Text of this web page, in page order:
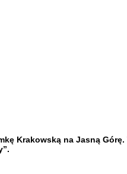
Krakowską na Jasną